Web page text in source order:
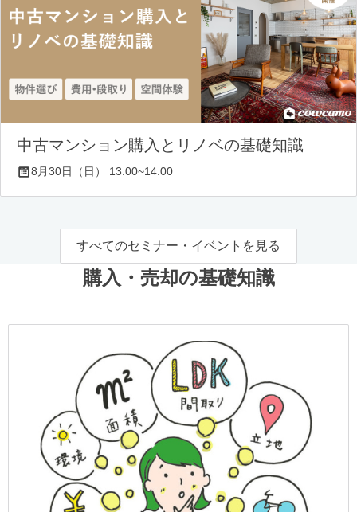
中古マンション購入とリノベの基礎知識
8月30日（日） 13:00~14:00
すべてのセミナー・イベントを見る
購入・売却の基礎知識